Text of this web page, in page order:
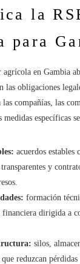
la
para
en Gambia
las obligaciones
compañías, las
específicas
acuerdos estables
y
formación
dirigida a
silos,
reduzcan pérdidas